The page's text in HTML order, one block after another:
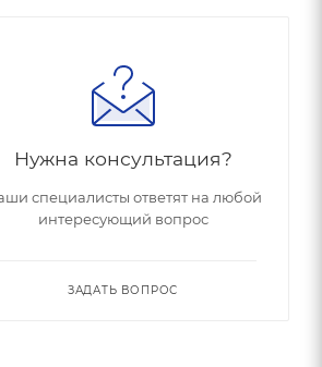
Нужна консультация?
специалисты ответят на любой
интересующий вопрос
ЗАДАТЬ ВОПРОС